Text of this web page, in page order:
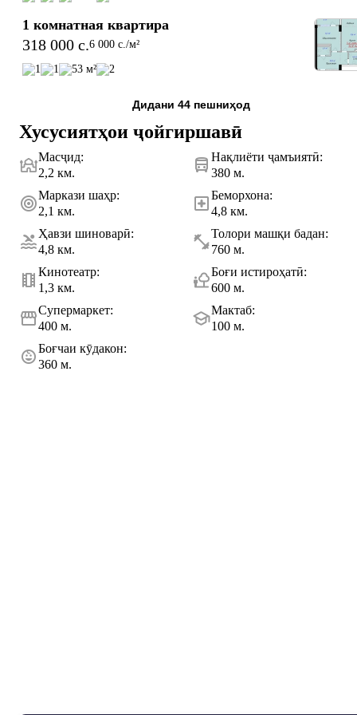
1 комнатная квартира
318 000 c.6 000 c./м²
1 1 53 м² 2
Дидани 44 пешниҳод
Хусусиятҳои ҷойгиршавӣ
Масҷид:
2,2 км.
Нақлиёти ҷамъиятӣ:
380 м.
Маркази шаҳр:
2,1 км.
Беморхона:
4,8 км.
Ҳавзи шиноварӣ:
4,8 км.
Толори машқи бадан:
760 м.
Кинотеатр:
1,3 км.
Боғи истироҳатӣ:
600 м.
Супермаркет:
400 м.
Мактаб:
100 м.
Боғчаи кӯдакон:
360 м.